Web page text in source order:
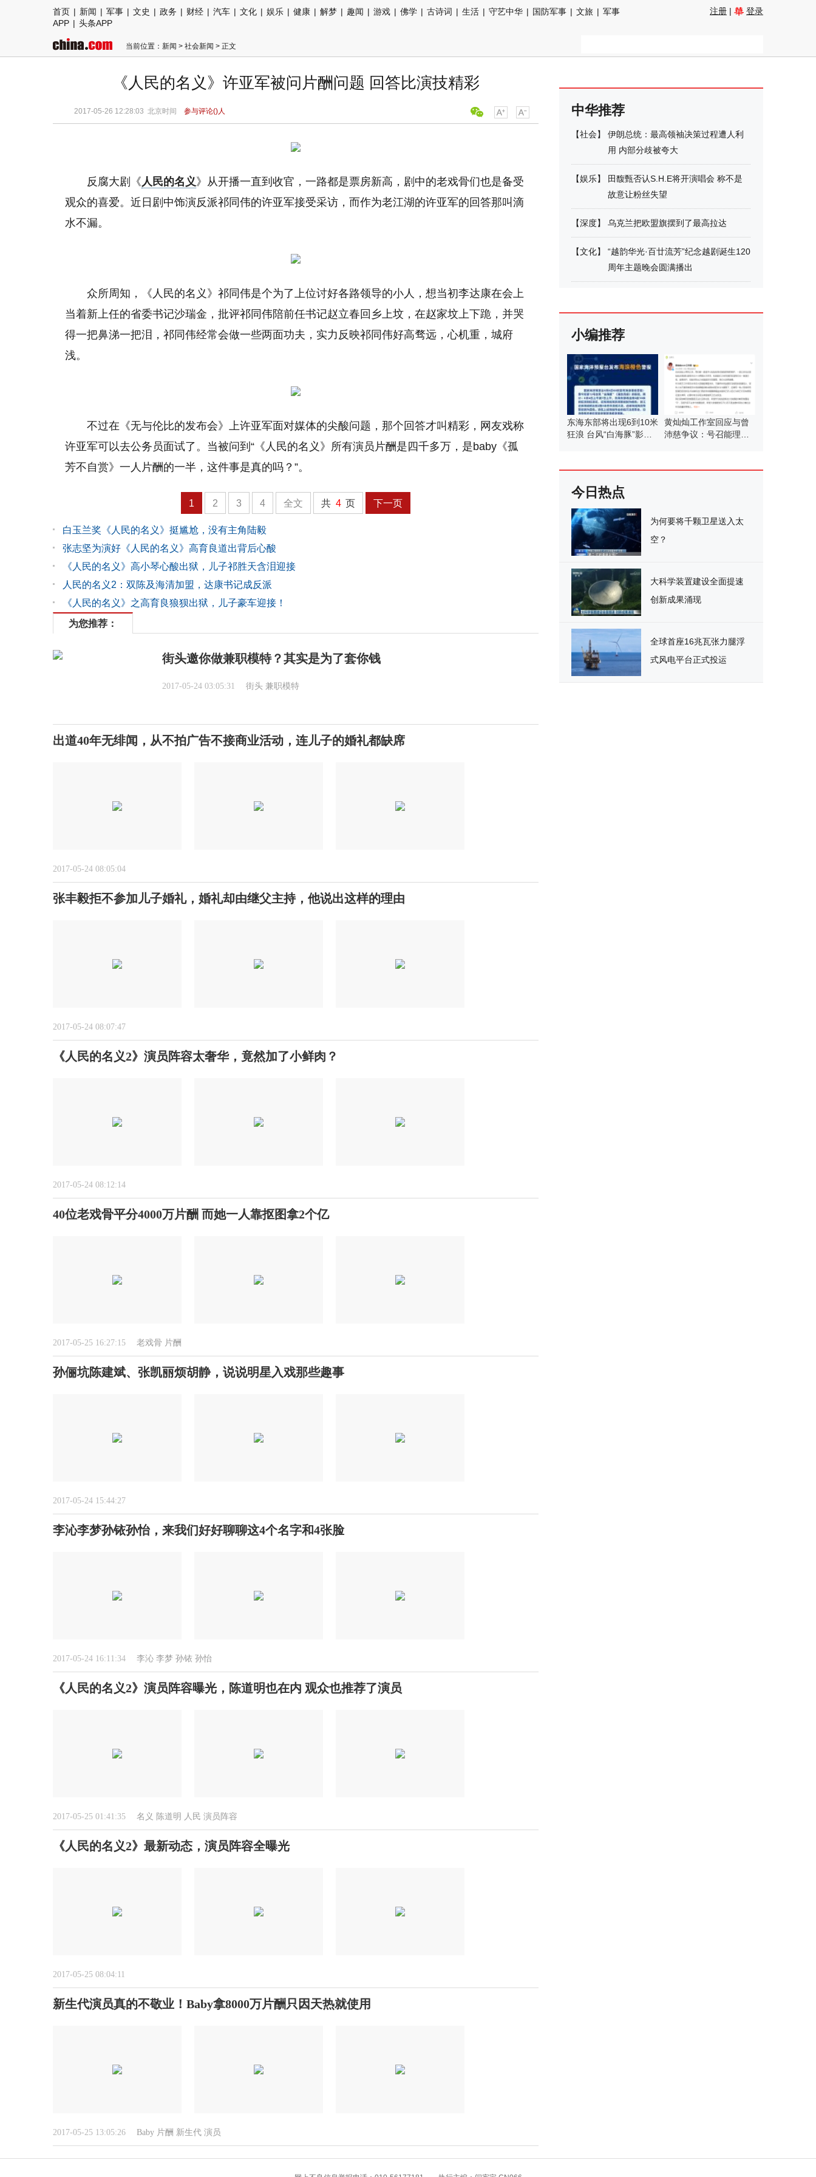
首页 | 新闻 | 军事 | 文史 | 政务 | 财经 | 汽车 | 文化 | 娱乐 | 健康 | 解梦 | 趣闻 | 游戏 | 佛学 | 古诗词 | 生活 | 守艺中华 | 国防军事 | 文旅 | 军事
APP | 头条APP
注册 | 登录
当前位置： 新闻 > 社会新闻 > 正文
《人民的名义》许亚军被问片酬问题 回答比演技精彩
2017-05-26 12:28:03 北京时间 参与评论()人
反腐大剧《人民的名义》从开播一直到收官，一路都是票房新高，剧中的老戏骨们也是备受
观众的喜爱。近日剧中饰演反派祁同伟的许亚军接受采访，而作为老江湖的许亚军的回答那叫滴
水不漏。
众所周知，《人民的名义》祁同伟是个为了上位讨好各路领导的小人，想当初李达康在会上
当着新上任的省委书记沙瑞金，批评祁同伟陪前任书记赵立春回乡上坟，在赵家坟上下跪，并哭
得一把鼻涕一把泪，祁同伟经常会做一些两面功夫，实力反映祁同伟好高骛远，心机重，城府
浅。
不过在《无与伦比的发布会》上许亚军面对媒体的尖酸问题，那个回答才叫精彩，网友戏称
许亚军可以去公务员面试了。当被问到“《人民的名义》所有演员片酬是四千多万，是baby《孤
芳不自赏》一人片酬的一半，这件事是真的吗？”。
1 2 3 4 全文 共 4 页 下一页
白玉兰奖《人民的名义》挺尴尬，没有主角陆毅
张志坚为演好《人民的名义》高育良道出背后心酸
《人民的名义》高小琴心酸出狱，儿子祁胜天含泪迎接
人民的名义2：双陈及海清加盟，达康书记成反派
《人民的名义》之高育良狼狈出狱，儿子豪车迎接！
为您推荐：
街头邀你做兼职模特？其实是为了套你钱
2017-05-24 03:05:31 街头 兼职模特
出道40年无绯闻，从不拍广告不接商业活动，连儿子的婚礼都缺席
2017-05-24 08:05:04
张丰毅拒不参加儿子婚礼，婚礼却由继父主持，他说出这样的理由
2017-05-24 08:07:47
《人民的名义2》演员阵容太奢华，竟然加了小鲜肉？
2017-05-24 08:12:14
40位老戏骨平分4000万片酬 而她一人靠抠图拿2个亿
2017-05-25 16:27:15 老戏骨 片酬
孙俪坑陈建斌、张凯丽烦胡静，说说明星入戏那些趣事
2017-05-24 15:44:27
李沁李梦孙铱孙怡，来我们好好聊聊这4个名字和4张脸
2017-05-24 16:11:34 李沁 李梦 孙铱 孙怡
《人民的名义2》演员阵容曝光，陈道明也在内 观众也推荐了演员
2017-05-25 01:41:35 名义 陈道明 人民 演员阵容
《人民的名义2》最新动态，演员阵容全曝光
2017-05-25 08:04:11
新生代演员真的不敬业！Baby拿8000万片酬只因天热就使用
2017-05-25 13:05:26 Baby 片酬 新生代 演员
中华推荐
【社会】
伊朗总统：最高领袖决策过程遭人利
用 内部分歧被夸大
【娱乐】
田馥甄否认S.H.E将开演唱会 称不是
故意让粉丝失望
【深度】 乌克兰把欧盟旗摆到了最高拉达
【文化】
“越韵华光·百廿流芳”纪念越剧诞生120
周年主题晚会圆满播出
小编推荐
东海东部将出现6到10米
狂浪 台风“白海豚”影响
黄灿灿工作室回应与曾
沛慈争议：号召能理智
今日热点
为何要将千颗卫星送入太
空？
大科学装置建设全面提速
创新成果涌现
全球首座16兆瓦张力腿浮
式风电平台正式投运
8月高温热浪来袭，这些地方需注意